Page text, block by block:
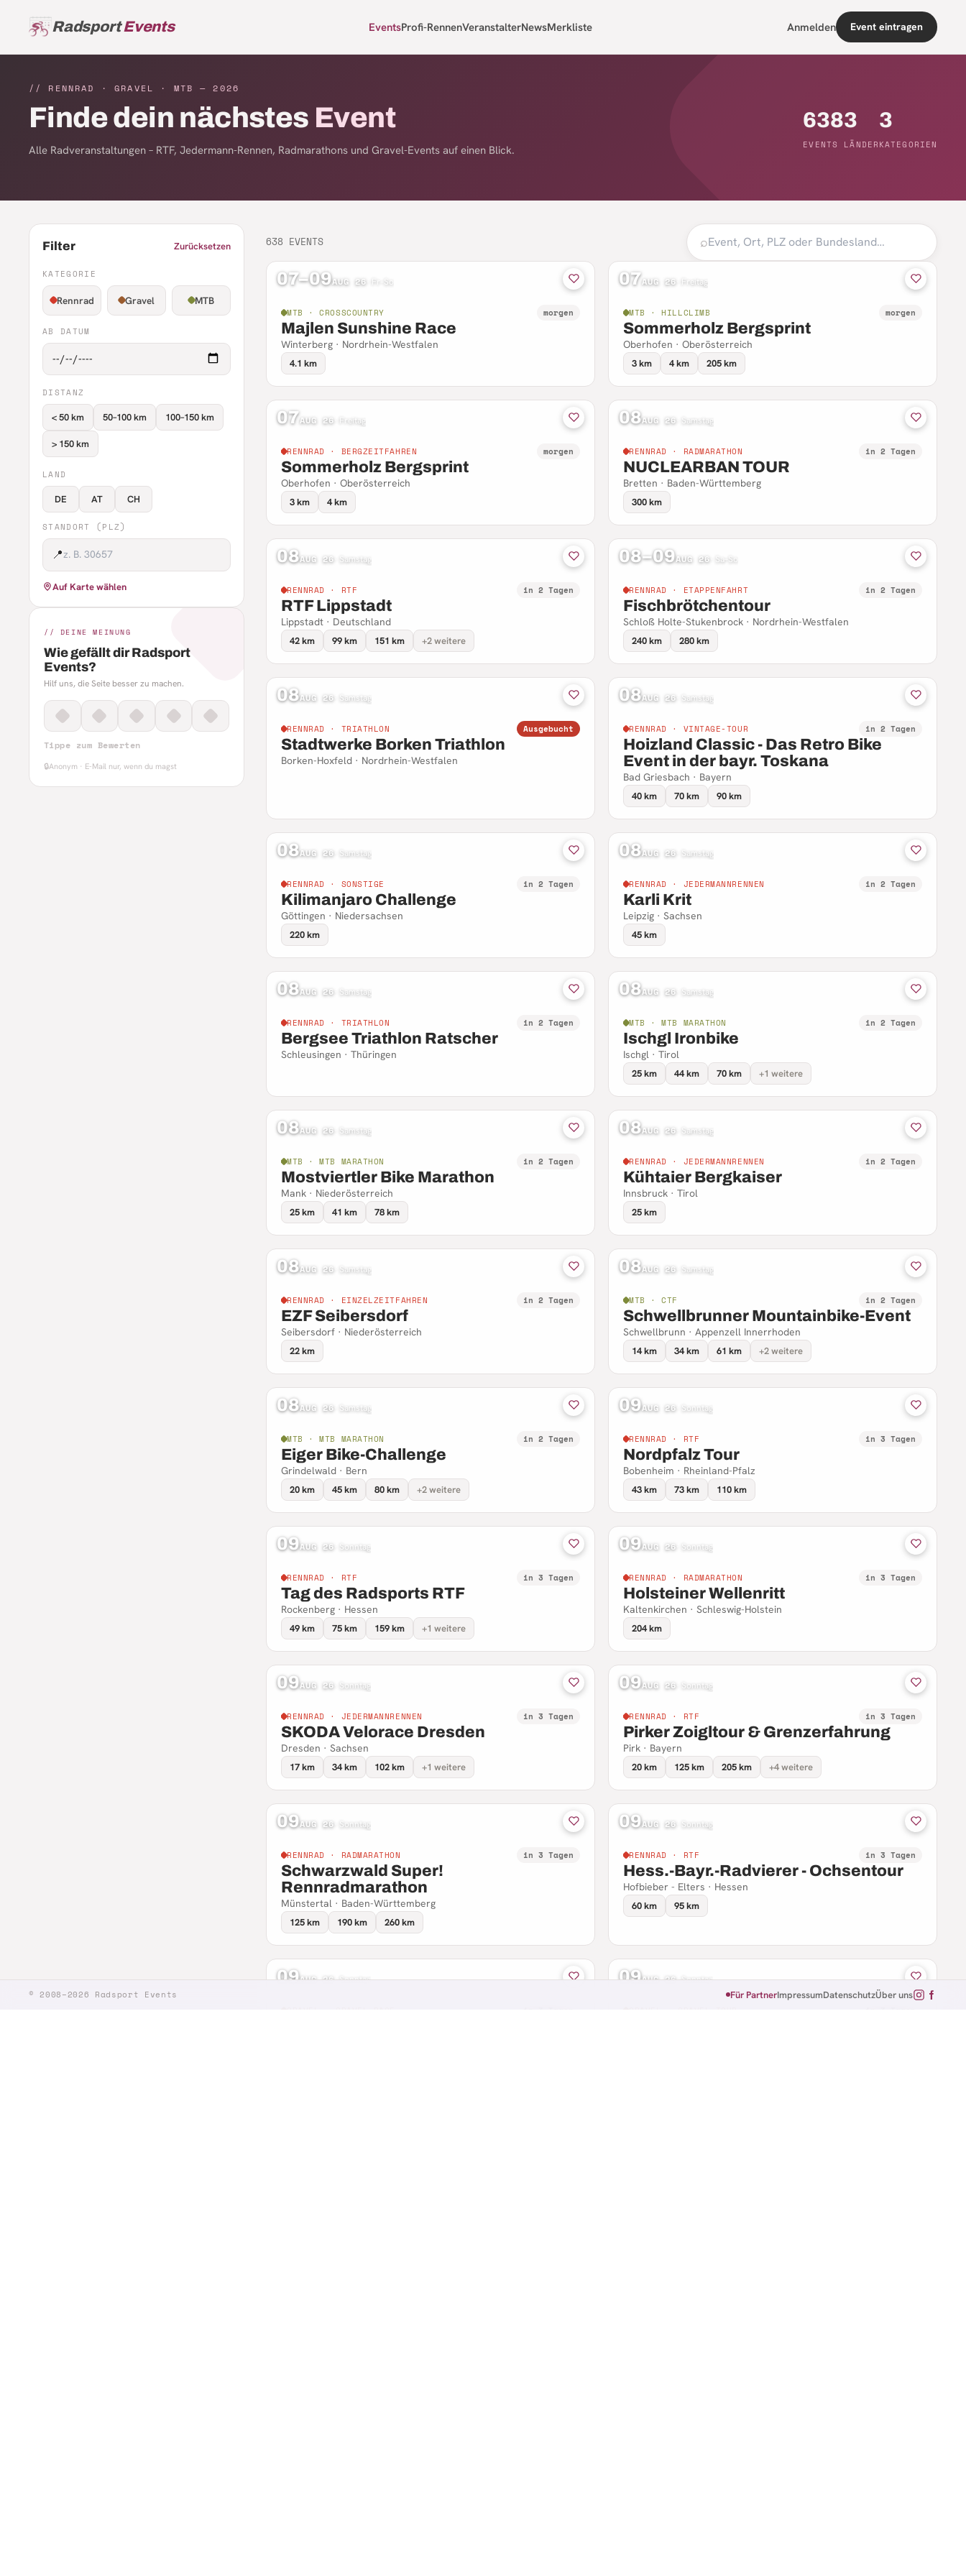
RadsportEvents EventsProfi-RennenVeranstalterNewsMerkliste Anmelden Event eintragen
// RENNRAD · GRAVEL · MTB —2026
Finde dein nächstes Event
Alle Radveranstaltungen – RTF, Jedermann-Rennen, Radmarathons und Gravel-Events auf einen Blick.
638
EVENTS
3
LÄNDER
3
KATEGORIEN
Filter Zurücksetzen
KATEGORIE
Rennrad Gravel MTB
AB DATUM
DISTANZ
< 50 km 50–100 km 100–150 km
> 150 km
LAND
DE AT CH
STANDORT (PLZ)
📍
Auf Karte wählen
// DEINE MEINUNG
Wie gefällt dir Radsport
Events?
Hilf uns, die Seite besser zu machen.
Tippe zum Bewerten
🔒Anonym · E-Mail nur, wenn du magst
638 EVENTS ⌕
07–09AUG 26· Fr–So
MTB · CROSSCOUNTRY morgen
Majlen Sunshine Race
Winterberg · Nordrhein-Westfalen
4.1 km
07AUG 26· Freitag
MTB · HILLCLIMB morgen
Sommerholz Bergsprint
Oberhofen · Oberösterreich
3 km 4 km 205 km
07AUG 26· Freitag
RENNRAD · BERGZEITFAHREN morgen
Sommerholz Bergsprint
Oberhofen · Oberösterreich
3 km 4 km
08AUG 26· Samstag
RENNRAD · RADMARATHON in 2 Tagen
NUCLEARBAN TOUR
Bretten · Baden-Württemberg
300 km
08AUG 26· Samstag
RENNRAD · RTF in 2 Tagen
RTF Lippstadt
Lippstadt · Deutschland
42 km 99 km 151 km +2 weitere
08–09AUG 26· Sa–So
RENNRAD · ETAPPENFAHRT in 2 Tagen
Fischbrötchentour
Schloß Holte-Stukenbrock · Nordrhein-Westfalen
240 km 280 km
08AUG 26· Samstag
RENNRAD · TRIATHLON Ausgebucht
Stadtwerke Borken Triathlon
Borken-Hoxfeld · Nordrhein-Westfalen
08AUG 26· Samstag
RENNRAD · VINTAGE-TOUR in 2 Tagen
Hoizland Classic - Das Retro Bike
Event in der bayr. Toskana
Bad Griesbach · Bayern
40 km 70 km 90 km
08AUG 26· Samstag
RENNRAD · SONSTIGE in 2 Tagen
Kilimanjaro Challenge
Göttingen · Niedersachsen
220 km
08AUG 26· Samstag
RENNRAD · JEDERMANNRENNEN in 2 Tagen
Karli Krit
Leipzig · Sachsen
45 km
08AUG 26· Samstag
RENNRAD · TRIATHLON in 2 Tagen
Bergsee Triathlon Ratscher
Schleusingen · Thüringen
08AUG 26· Samstag
MTB · MTB MARATHON in 2 Tagen
Ischgl Ironbike
Ischgl · Tirol
25 km 44 km 70 km +1 weitere
08AUG 26· Samstag
MTB · MTB MARATHON in 2 Tagen
Mostviertler Bike Marathon
Mank · Niederösterreich
25 km 41 km 78 km
08AUG 26· Samstag
RENNRAD · JEDERMANNRENNEN in 2 Tagen
Kühtaier Bergkaiser
Innsbruck · Tirol
25 km
08AUG 26· Samstag
RENNRAD · EINZELZEITFAHREN in 2 Tagen
EZF Seibersdorf
Seibersdorf · Niederösterreich
22 km
08AUG 26· Samstag
MTB · CTF in 2 Tagen
Schwellbrunner Mountainbike-Event
Schwellbrunn · Appenzell Innerrhoden
14 km 34 km 61 km +2 weitere
08AUG 26· Samstag
MTB · MTB MARATHON in 2 Tagen
Eiger Bike-Challenge
Grindelwald · Bern
20 km 45 km 80 km +2 weitere
09AUG 26· Sonntag
RENNRAD · RTF in 3 Tagen
Nordpfalz Tour
Bobenheim · Rheinland-Pfalz
43 km 73 km 110 km
09AUG 26· Sonntag
RENNRAD · RTF in 3 Tagen
Tag des Radsports RTF
Rockenberg · Hessen
49 km 75 km 159 km +1 weitere
09AUG 26· Sonntag
RENNRAD · RADMARATHON in 3 Tagen
Holsteiner Wellenritt
Kaltenkirchen · Schleswig-Holstein
204 km
09AUG 26· Sonntag
RENNRAD · JEDERMANNRENNEN in 3 Tagen
SKODA Velorace Dresden
Dresden · Sachsen
17 km 34 km 102 km +1 weitere
09AUG 26· Sonntag
RENNRAD · RTF in 3 Tagen
Pirker Zoigltour & Grenzerfahrung
Pirk · Bayern
20 km 125 km 205 km +4 weitere
09AUG 26· Sonntag
RENNRAD · RADMARATHON in 3 Tagen
Schwarzwald Super!
Rennradmarathon
Münstertal · Baden-Württemberg
125 km 190 km 260 km
09AUG 26· Sonntag
RENNRAD · RTF in 3 Tagen
Hess.-Bayr.-Radvierer - Ochsentour
Hofbieber - Elters · Hessen
60 km 95 km
09AUG 26·Sonntag 09AUG 26·Sonntag
© 2008–2026 Radsport Events Für PartnerImpressumDatenschutzÜber uns